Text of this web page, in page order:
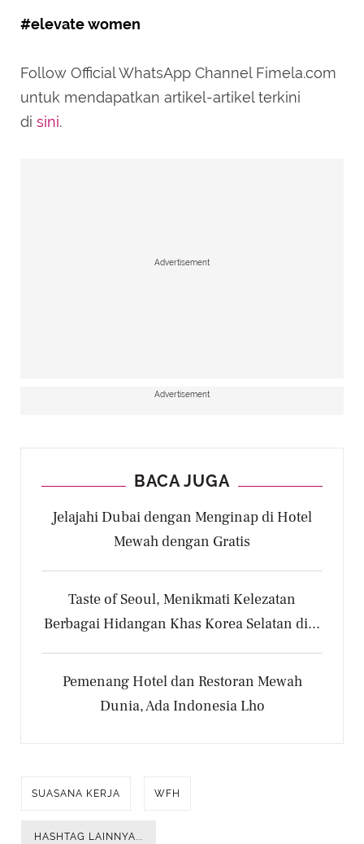
#elevate women
Follow Official WhatsApp Channel Fimela.com
untuk mendapatkan artikel-artikel terkini
di sini.
Advertisement
Advertisement
BACA JUGA
Jelajahi Dubai dengan Menginap di Hotel
Mewah dengan Gratis
Taste of Seoul, Menikmati Kelezatan
Berbagai Hidangan Khas Korea Selatan di...
Pemenang Hotel dan Restoran Mewah
Dunia, Ada Indonesia Lho
SUASANA KERJA WFH
HASHTAG LAINNYA...